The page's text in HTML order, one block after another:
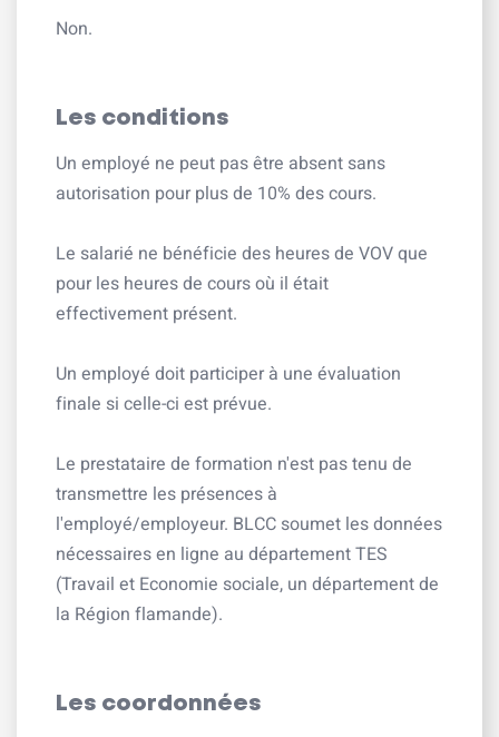
Non.
Les conditions
Un employé ne peut pas être absent sans
autorisation pour plus de 10% des cours.
Le salarié ne bénéficie des heures de VOV que
pour les heures de cours où il était
effectivement présent.
Un employé doit participer à une évaluation
finale si celle-ci est prévue.
Le prestataire de formation n'est pas tenu de
transmettre les présences à
l'employé/employeur. BLCC soumet les données
nécessaires en ligne au département TES
(Travail et Economie sociale, un département de
la Région flamande).
Les coordonnées